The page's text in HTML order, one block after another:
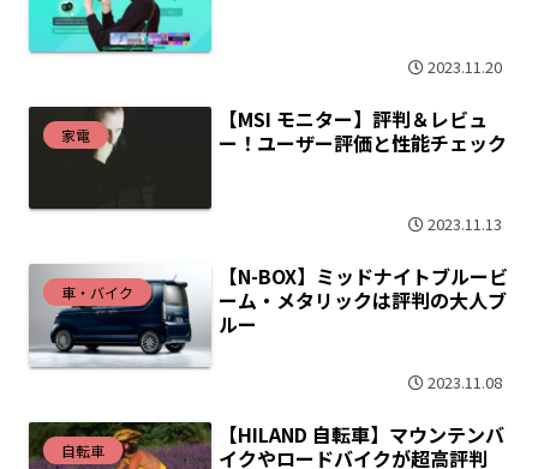
2023.11.20
家電
【MSI モニター】評判＆レビュ
ー！ユーザー評価と性能チェック
2023.11.13
車・バイク
【N-BOX】ミッドナイトブルービ
ーム・メタリックは評判の大人ブ
ルー
2023.11.08
自転車
【HILAND 自転車】マウンテンバ
イクやロードバイクが超高評判